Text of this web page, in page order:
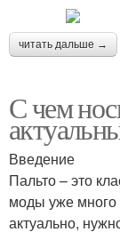
читать дальше →
С чем
Введение
Пальто – это
моды уже много
актуально,